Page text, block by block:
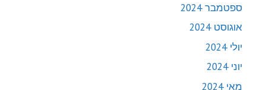
ספטמבר 2024
אוגוסט 2024
יולי 2024
יוני 2024
מאי 2024